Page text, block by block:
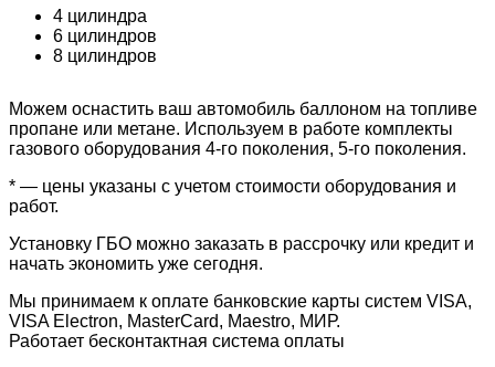
4 цилиндра
6 цилиндров
8 цилиндров
Можем оснастить ваш автомобиль баллоном на топливе
пропане или метане. Используем в работе комплекты
газового оборудования 4-го поколения, 5-го поколения.
* — цены указаны с учетом стоимости оборудования и
работ.
Установку ГБО можно заказать в рассрочку или кредит и
начать экономить уже сегодня.
Мы принимаем к оплате банковские карты систем VISA,
VISA Electron, MasterCard, Maestro, МИР.
Работает бесконтактная система оплаты